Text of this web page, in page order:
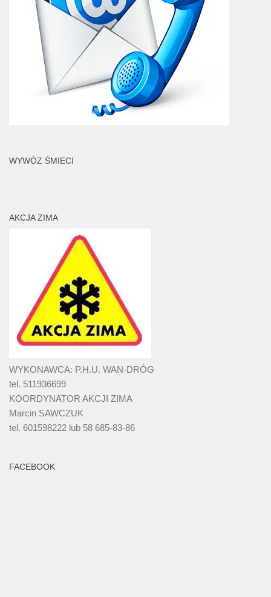
WYWÓZ ŚMIECI
AKCJA ZIMA
WYKONAWCA: P.H.U. WAN-DRÓG
tel. 511936699
KOORDYNATOR AKCJI ZIMA
Marcin SAWCZUK
tel. 601598222 lub 58 685-83-86
FACEBOOK